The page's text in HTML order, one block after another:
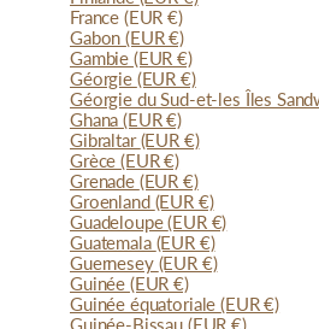
France (EUR €)
Gabon(EUR €)
Gambie (EUR €)
Géorgie (EUR €)
Géorgie du Sud-et-les Îles
Ghana(EUR €)
Gibraltar(EUR €)
Grèce(EUR €)
Grenade (EUR €)
Groenland (EUR €)
Guadeloupe(EUR €)
Guatemala (EUR €)
Guernesey (EUR €)
Guinée (EUR €)
Guinée équatoriale(EUR €)
Guinée-Bissau (EUR €)